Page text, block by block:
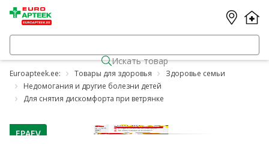
Искать товар
Euroapteek.ee: Товары для здоровья
Здоровье семьи
Недомогания и другие болезни детей
Для снятия дискомфорта при ветрянке
nõuanne
EPAEV